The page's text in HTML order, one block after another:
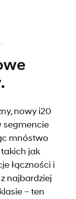
nowy i20
segmencie
mnóstwo
jak
łączności i
najbardziej
– ten